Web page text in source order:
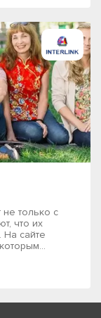
только с
что их
На сайте